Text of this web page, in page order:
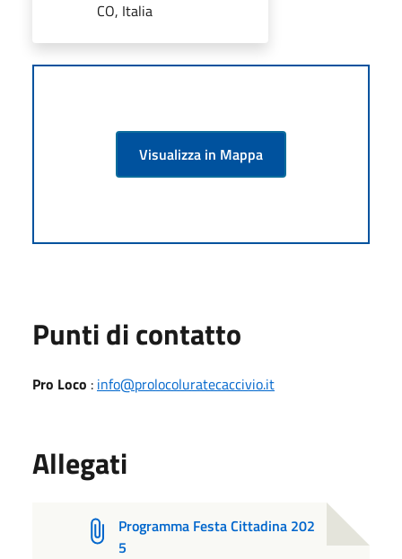
CO, Italia
Visualizza in Mappa
Punti di contatto
Pro Loco : info@prolocoluratecaccivio.it
Allegati
Programma Festa Cittadina 202
5